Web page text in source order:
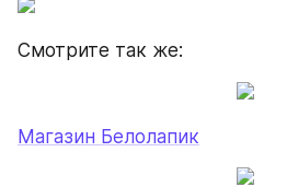
Смотрите так же:
Магазин Белолапик